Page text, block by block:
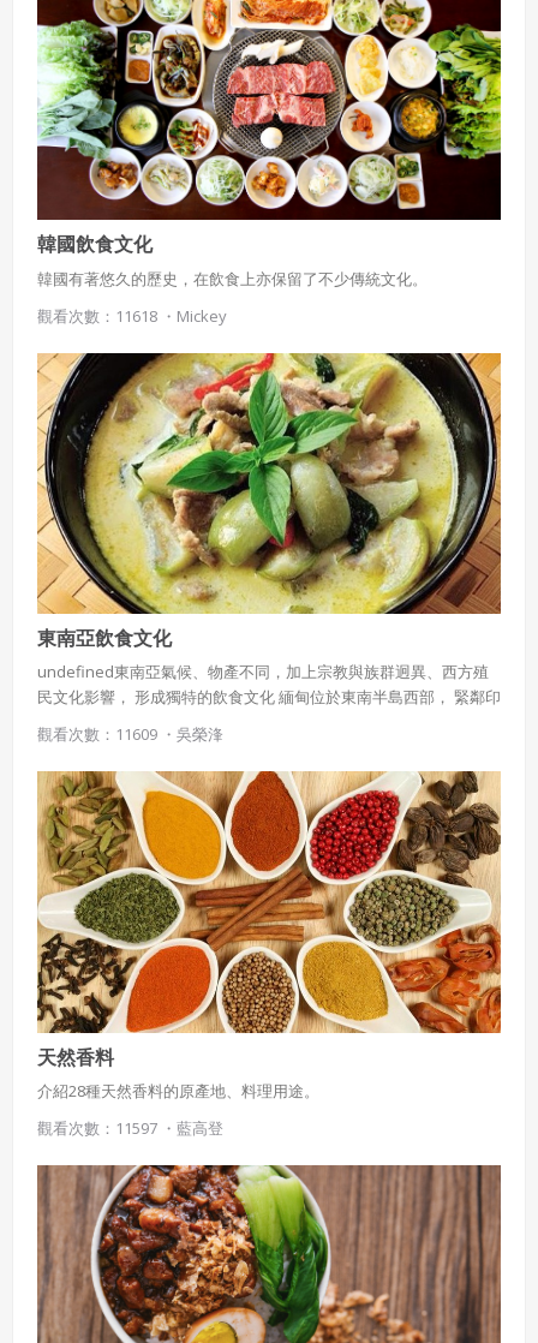
韓國飲食文化
韓國有著悠久的歷史，在飲食上亦保留了不少傳統文化。
觀看次數：11618 ・ Mickey
東南亞飲食文化
undefined東南亞氣候、物產不同，加上宗教與族群迥異、西方殖
民文化影響， 形成獨特的飲食文化 緬甸位於東南半島西部， 緊鄰印
度與孟加拉 飲食受鄰近國家影響， 以右手進食， 早餐習慣喝印度式
奶茶、 印度炸咖哩餃(Samosas)、 比爾亞尼飯(Biryani)以及較清淡
的椰奶咖哩 比爾亞尼飯緬甸民眾喜愛製作一種特殊辣醬:Zap Toe，
用於沾食或拌飯 除魚露及蝦醬外，緬甸人也使用許多辛香料入菜，
如新鮮羅勒、辣椒、南薑、辣椒、薑黃、羅望子等 ￭中印融合獨特
風味，多以在地蝦醬(Ngapi)調味 ￭Mohinga米食是庶民的日常味道
(魚湯米粉) ￭涼拌類以國民沙拉Gyin Thoke為代表，及Tofu thoke
Dan Bauk緬式套餐 ￭燒臘點心、麵食粥品；Dan Bauk緬式套餐；
緬式Nan Bya囊餅 ￭甜點多以印度式來呈現，Halawa、Malaing
lone 、Gadutmont 泰國位於大陸東南亞，東邊是寮國及柬埔寨，
南邊則是馬來西亞、西邊為緬甸，首都為曼谷 泰國飲食匯集了雲南
菜系的精隨，酸鮮辣以及大量使用在地香料及辛香料入菜，如南
薑、檸檬葉(Kaffir-lime)、胡荽子梗及香茅號稱泰國香草界四大天王
另外，大量海鮮及河鮮也釀製成綜合魚露，成為日常調味品 泰國的
ginger)為食物散發特殊味道 泰國羅勒(Thai Basil)濃烈大茴香氣味豬
肉除腥 此外， 泰國亦流行食用昆蟲補充蛋白質來源 泰國基底醬料也
代表: ￭泰國北部以糯米飯為主食 ￭中央平原意指湄南河流域平原，
是泰國飲食文化最豐富的區域，吸取外來飲食文化，發展出獨特風
味 芒果糯米飯 ￭東北山區為乾旱高原，飲食偏好鮮美辛辣食物，泰
文稱伊森(I-San)飲食:如綠木瓜沙拉(Somtom)、 香料涼拌辣豬肉
(Lap)、炸雞等 ￭泰國南部以回教徒、印度人、中國移民居多。 泰式
黃、紅、綠咖哩。 ￭冬蔭功(Tom Yun Kung) 南冬蔭功:以羅望子為湯
底，新鮮蝦子入湯，吃起來又酸又辣又鮮 北冬蔭功:則以椰奶為主要
觀看次數：11609 ・ 吳榮浲
天然香料
介紹28種天然香料的原產地、料理用途。
觀看次數：11597 ・ 藍高登